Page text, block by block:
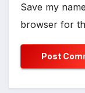
Save my
browser for